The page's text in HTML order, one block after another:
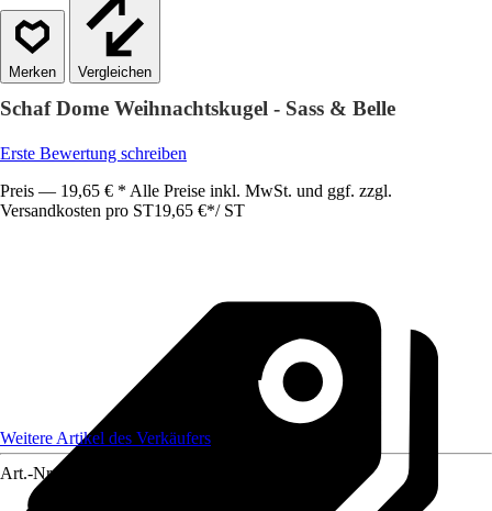
Vergleichen
Schaf Dome Weihnachtskugel - Sass & Belle
Erste Bewertung schreiben
Preis — 19,65 € * Alle Preise inkl. MwSt. und ggf. zzgl.
Versandkosten pro ST19,65 €*/ ST
Weitere Artikel des Verkäufers
Art.-Nr.